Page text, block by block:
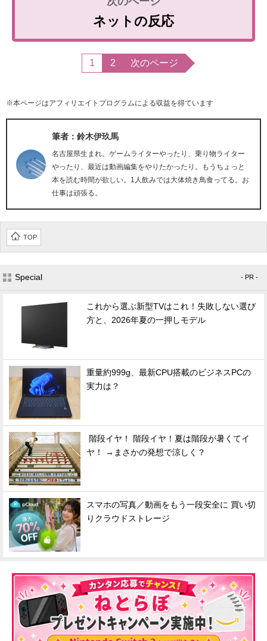
ネットの反応
1 2 次のページ
※本ページはアフィリエイトプログラムによる収益を得ています
筆者：鈴木伊玖馬
名古屋県生まれ。ゲームライターやったり、乗り物ライター
やったり、最近は動画編集をやりたかったり。もうちょっと
本を読む時間が欲しい。1人飲みでは大体焼き鳥食ってる。お
仕事は頑張る。
TOP
Special - PR -
これから選ぶ新型TVはこれ！失敗しない選び
方と、2026年夏の一押しモデル
重量約999g、最新CPU搭載のビジネスPCの
実力は？
階段イヤ！ 階段イヤ！夏は階段が暑くてイ
ヤ！ →まさかの発想で涼しく？
スマホの写真／動画をもう一段安全に 買い切
りクラウドストレージ